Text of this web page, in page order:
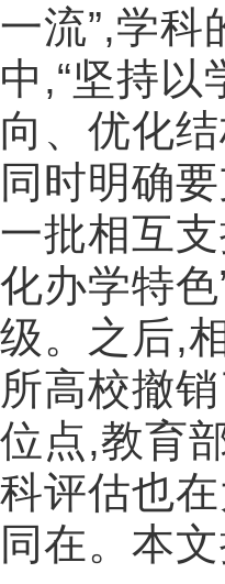
一流”,学科
中 ,“坚持以
向、优化
同时明确
一批相互
化办学特色
级。之后,
所高校撤销
位点,教育
科评估也
同在。本